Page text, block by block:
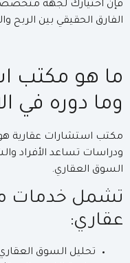
فإن اختيارك لجهة
الفارق الحقيقي بين الربح
ما هو مكتب
وما دوره في
مكتب استشارات عقارية
ودراسات تساعد الأفراد
السوق العقاري.
تشمل خدمات
عقاري:
تحليل السوق